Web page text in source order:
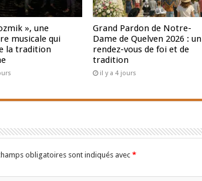
», une
musicale qui
la tradition
Grand Pardon de Notre-
Dame de Quelven 2026 : un
rendez-vous de foi et de
tradition
il y a 4 jours
obligatoires sont indiqués avec*